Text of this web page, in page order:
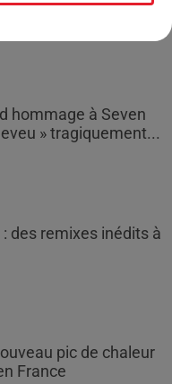
hommage à Seven
» tragiquement...
des remixes inédits à
pic de chaleur
France